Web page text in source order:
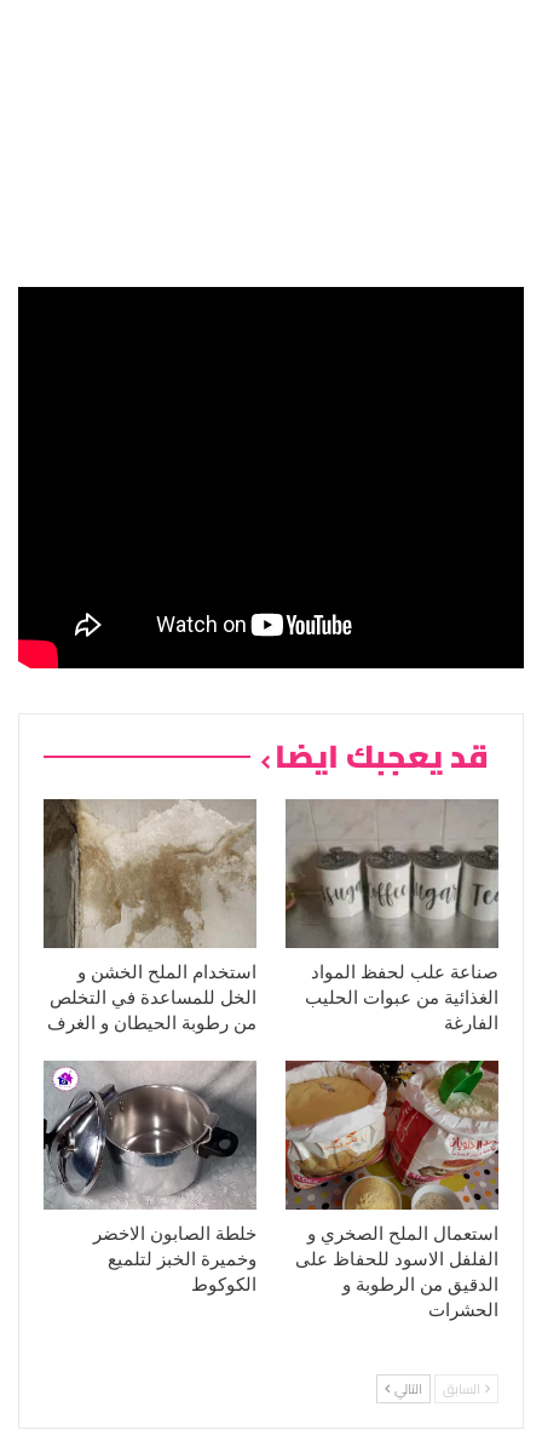
قد يعجبك ايضا
صناعة علب لحفظ المواد
الغذائية من عبوات الحليب
الفارغة
استخدام الملح الخشن و
الخل للمساعدة في التخلص
من رطوبة الحيطان و الغرف
استعمال الملح الصخري و
الفلفل الاسود للحفاظ على
الدقيق من الرطوبة و
الحشرات
خلطة الصابون الاخضر
وخميرة الخبز لتلميع
الكوكوط
السابق التالي